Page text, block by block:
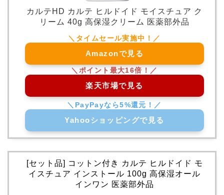
カルテHD カルテ ヒルドイド モイスチュア ク
リーム 40g 高保湿クリーム 医薬部外品
Amazonで見る
楽天市場で見る
Yahooショッピングで見る
[セット品] コットン付き カルテ ヒルドイド モ
イスチュア インストール 100g 高保湿オール
インワン 医薬部外品